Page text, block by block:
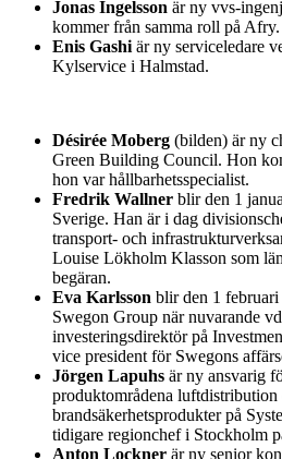
Jonas Ingelsson är ny vvs-
kommer från samma roll på Afry.
Enis Gashi är ny serviceledare
Kylservice i Halmstad.
Désirée Moberg (bilden) är ny
Green Building Council. Hon
hon var hållbarhetsspecialist.
Fredrik Wallner blir den 1
Sverige. Han är i dag
transport- och
Louise Lökholm Klasson som
begäran.
Eva Karlsson blir den 1
Swegon Group när nuvarande
investeringsdirektör på
vice president för Swegons
Jörgen Lapuhs är ny ansvarig
produktområdena luftdistribution
brandsäkerhetsprodukter på
tidigare regionchef i Stockholm
Anton Lockner är ny senior